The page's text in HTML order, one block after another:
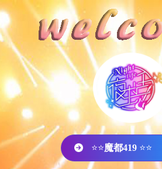
⭐⭐魔都419 ⭐⭐